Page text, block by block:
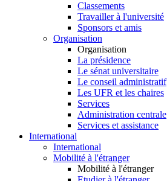
Classements
Travailler à l'université
Sponsors et amis
Organisation
Organisation
La présidence
Le sénat universitaire
Le conseil administratif
Les UFR et les chaires
Services
Administration centrale
Services et assistance
International
International
Mobilité à l'étranger
Mobilité à l'étranger